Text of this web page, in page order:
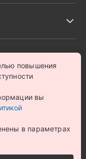
данных
и электроники
характер и не
повышения
вы
в параметрах